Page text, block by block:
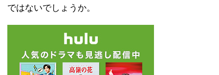
ではないでしょうか。